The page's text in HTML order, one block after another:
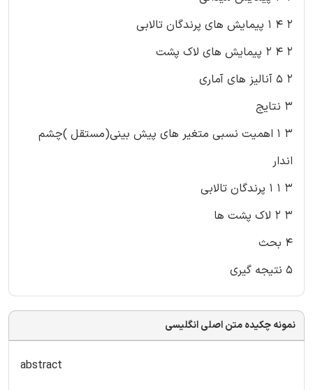
۲ ۴ ۱ پیمایش های پرندگان تالابی
۲ ۴ ۲ پیمایش های لاک پشت
۲ ۵ آنالیز های آماری
۳ نتایج
۳ ۱ اهمیت نسبی متغیر های پیش بینی(مستقل )چشم
اندار
۳ ۱ ۱ پرندگان تالابی
۳ ۲ لاک پشت ها
۴ بحث
۵ نتیجه گیری
نمونه چکیده متن اصلی انگلیسی
abstract